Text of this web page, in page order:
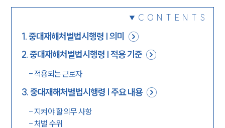
CONTENTS
1.중대재해처벌법시행령 | 의미
2.중대재해처벌법시행령 | 적용 기준
-적용되는 근로자
3.중대재해처벌법시행령 | 주요 내용
-지켜야 할 의무 사항
-처벌 수위